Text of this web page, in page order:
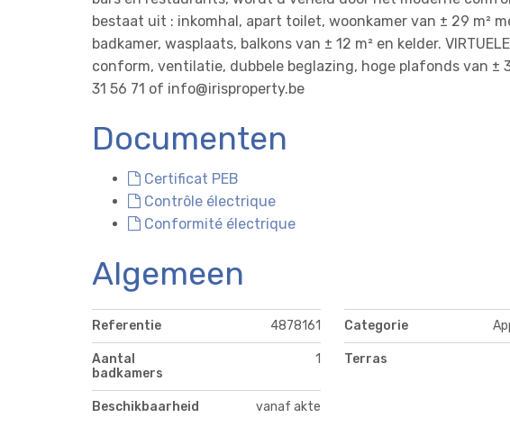
bestaat uit : inkomhal, apart toilet, woonkamer van ± 29 m²
badkamer, wasplaats, balkons van ± 12 m² en kelder.
conform, ventilatie, dubbele beglazing, hoge plafonds van ±
31 56 71 of info@irisproperty.be
Documenten
Certificat PEB
Contrôle électrique
Conformité électrique
Algemeen
Referentie 4878161 Categorie
Aantal
badkamers
1 Terras
Beschikbaarheid vanaf akte